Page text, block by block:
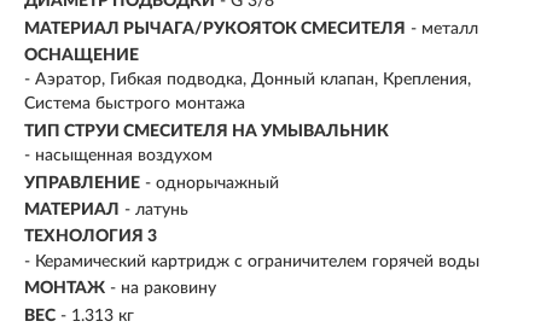
МАТЕРИАЛ РЫЧАГА/РУКОЯТОК СМЕСИТЕЛЯ - металл
ОСНАЩЕНИЕ
- Аэратор, Гибкая подводка, Донный клапан, Крепления,
Система быстрого монтажа
ТИП СТРУИ СМЕСИТЕЛЯ НА УМЫВАЛЬНИК
- насыщенная воздухом
УПРАВЛЕНИЕ - однорычажный
МАТЕРИАЛ - латунь
ТЕХНОЛОГИЯ 3
- Керамический картридж с ограничителем горячей воды
МОНТАЖ - на раковину
ВЕС - 1.313 кг